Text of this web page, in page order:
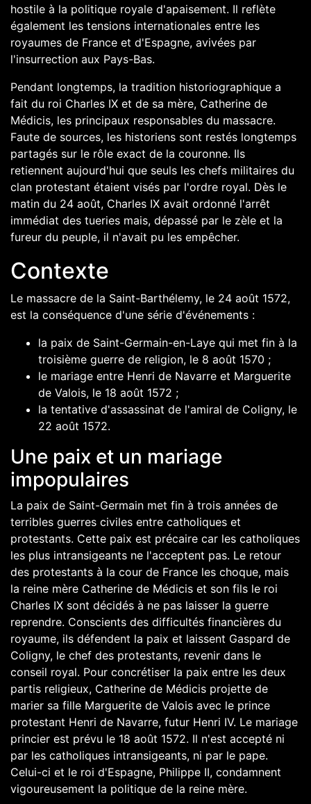
hostile à la politique royale d'apaisement. Il reflète
également les tensions internationales entre les
royaumes de France et d'Espagne, avivées par
l'insurrection aux Pays-Bas.
Pendant longtemps, la tradition historiographique a
fait du roi Charles IX et de sa mère, Catherine de
Médicis, les principaux responsables du massacre.
Faute de sources, les historiens sont restés longtemps
partagés sur le rôle exact de la couronne. Ils
retiennent aujourd'hui que seuls les chefs militaires du
clan protestant étaient visés par l'ordre royal. Dès le
matin du 24 août, Charles IX avait ordonné l'arrêt
immédiat des tueries mais, dépassé par le zèle et la
fureur du peuple, il n'avait pu les empêcher.
Contexte
Le massacre de la Saint-Barthélemy, le 24 août 1572,
est la conséquence d'une série d'événements :
la paix de Saint-Germain-en-Laye qui met fin à la
troisième guerre de religion, le 8 août 1570 ;
le mariage entre Henri de Navarre et Marguerite
de Valois, le 18 août 1572 ;
la tentative d'assassinat de l'amiral de Coligny, le
22 août 1572.
Une paix et un mariage
impopulaires
La paix de Saint-Germain met fin à trois années de
terribles guerres civiles entre catholiques et
protestants. Cette paix est précaire car les catholiques
les plus intransigeants ne l'acceptent pas. Le retour
des protestants à la cour de France les choque, mais
la reine mère Catherine de Médicis et son fils le roi
Charles IX sont décidés à ne pas laisser la guerre
reprendre. Conscients des difficultés financières du
royaume, ils défendent la paix et laissent Gaspard de
Coligny, le chef des protestants, revenir dans le
conseil royal. Pour concrétiser la paix entre les deux
partis religieux, Catherine de Médicis projette de
marier sa fille Marguerite de Valois avec le prince
protestant Henri de Navarre, futur Henri IV. Le mariage
princier est prévu le 18 août 1572. Il n'est accepté ni
par les catholiques intransigeants, ni par le pape.
Celui-ci et le roi d'Espagne, Philippe II, condamnent
vigoureusement la politique de la reine mère.